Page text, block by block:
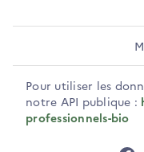
Pour utiliser les
notre API publique :
professionnels-bio